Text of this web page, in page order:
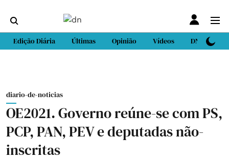
Edição Diária Últimas Opinião Vídeos DN Sport
diario-de-noticias
OE2021. Governo reúne-se com PS,
PCP, PAN, PEV e deputadas não-
inscritas